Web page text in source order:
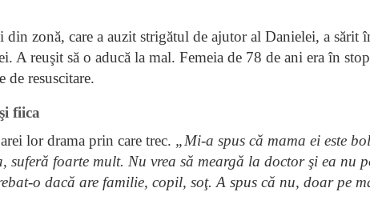
zonă, care a auzit strigătul de ajutor al Danielei, a sărit
A reuşit să o aducă la mal. Femeia de 78 de ani era în stop
de resuscitare.
fiica
lor drama prin care trec. „Mi-a spus că mama ei este
suferă foarte mult. Nu vrea să meargă la doctor şi ea nu
o dacă are familie, copil, soţ. A spus că nu, doar pe